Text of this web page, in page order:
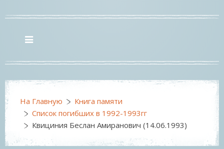
На Главную
Книга памяти
Список погибших в 1992-1993гг
Квициния Беслан Амиранович (14.06.1993)